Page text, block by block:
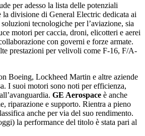
per adesso la lista delle potenziali
la divisione di General Electric dedicata ai
tecnologiche per l’aviazione, sia
motori per caccia, droni, elicotteri e aerei
con governi e forze armate.
prestazioni per velivoli come F-16, F/A-
Boeing, Lockheed Martin e altre aziende
I suoi motori sono noti per efficienza,
GE Aerospace è anche
riparazione e supporto. Rientra a pieno
anche per via del suo rendimento.
la performance del titolo è stata pari al